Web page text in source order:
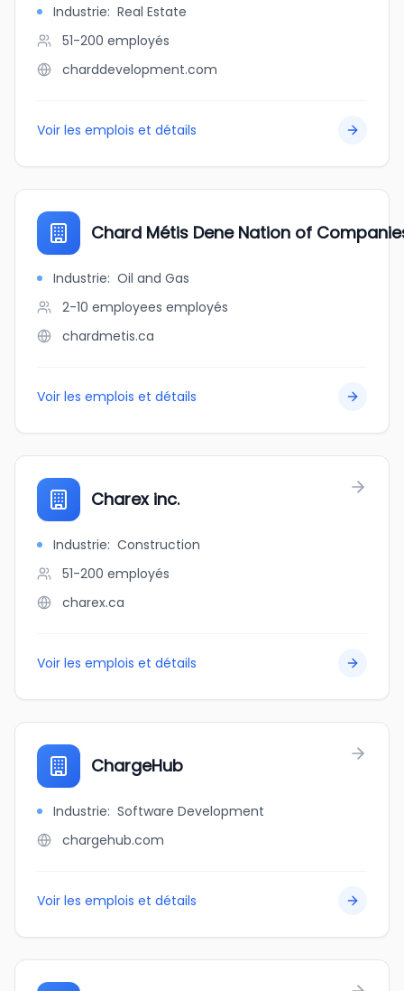
Industrie: Real Estate
51-200 employés
charddevelopment.com
Voir les emplois et détails
Chard Métis Dene Nation of
Industrie: Oil and Gas
2-10 employees employés
chardmetis.ca
Voir les emplois et détails
Charex inc.
Industrie: Construction
51-200 employés
charex.ca
Voir les emplois et détails
ChargeHub
Industrie: Software Development
chargehub.com
Voir les emplois et détails